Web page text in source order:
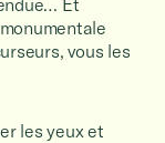
Et
vous les
les yeux et